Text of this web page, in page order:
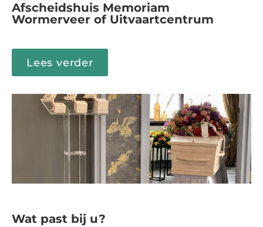
Afscheidshuis Memoriam
Wormerveer of Uitvaartcentrum
Lees verder
Wat past bij u?